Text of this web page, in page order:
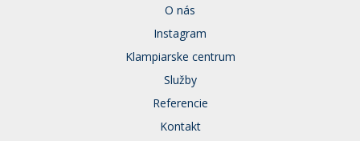
O nás
Instagram
Klampiarske centrum
Služby
Referencie
Kontakt